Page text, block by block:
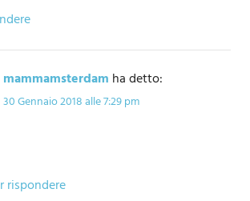
mammamsterdam ha detto:
30 Gennaio 2018 alle 7:29 pm
rispondere